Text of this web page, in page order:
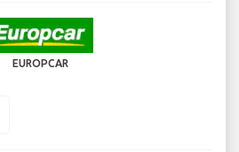
EUROPCAR